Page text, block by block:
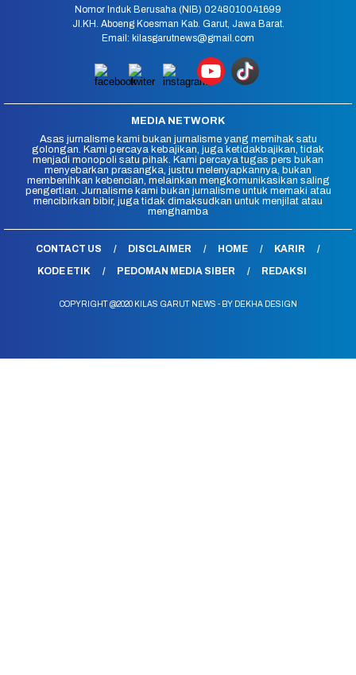
Nomor Induk Berusaha (NIB) 0248010041699
Jl.KH. Aboeng Koesman Kab. Garut, Jawa Barat.
Email: kilasgarutnews@gmail.com
MEDIA NETWORK
Asas jurnalisme kami bukan jurnalisme yang memihak satu
golongan. Kami percaya kebajikan, juga ketidakbajikan, tidak
menjadi monopoli satu pihak. Kami percaya tugas pers bukan
menyebarkan prasangka, justru melenyapkannya, bukan
membenihkan kebencian, melainkan mengkomunikasikan saling
pengertian. Jurnalisme kami bukan jurnalisme untuk memaki atau
mencibirkan bibir, juga tidak dimaksudkan untuk menjilat atau
menghamba
CONTACT US DISCLAIMER HOME
KARIR
KODE ETIK
PEDOMAN MEDIA SIBER REDAKSI
COPYRIGHT @2020 KILAS GARUT NEWS - BY DEKHA DESIGN